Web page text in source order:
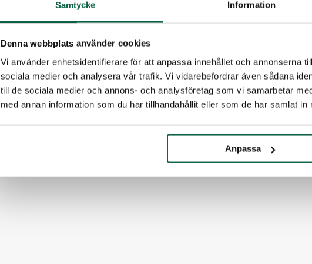
Samtycke Information
Denna webbplats använder cookies
Vi använder enhetsidentifierare för att anpassa innehållet och annonserna
sociala medier och analysera vår trafik. Vi vidarebefordrar även sådana
till de sociala medier och annons- och analysföretag som vi samarbetar
med annan information som du har tillhandahållit eller som de har samlat in
Anpassa